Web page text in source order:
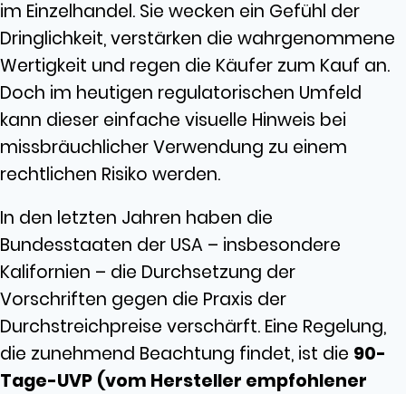
im Einzelhandel. Sie wecken ein Gefühl der
Dringlichkeit, verstärken die wahrgenommene
Wertigkeit und regen die Käufer zum Kauf an.
Doch im heutigen regulatorischen Umfeld
kann dieser einfache visuelle Hinweis bei
missbräuchlicher Verwendung zu einem
rechtlichen Risiko werden.
In den letzten Jahren haben die
Bundesstaaten der USA – insbesondere
Kalifornien – die Durchsetzung der
Vorschriften gegen die Praxis der
Durchstreichpreise verschärft. Eine Regelung,
die zunehmend Beachtung findet, ist die 90-
Tage-UVP (vom Hersteller empfohlener